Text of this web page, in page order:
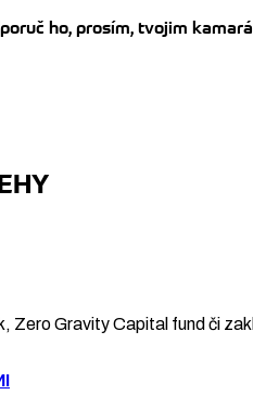
ho, prosím, tvojim
Zero Gravity Capital fund či